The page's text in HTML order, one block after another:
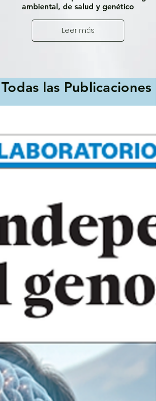
ambiental, de salud y genético
Leer más
Todas las Publicaciones